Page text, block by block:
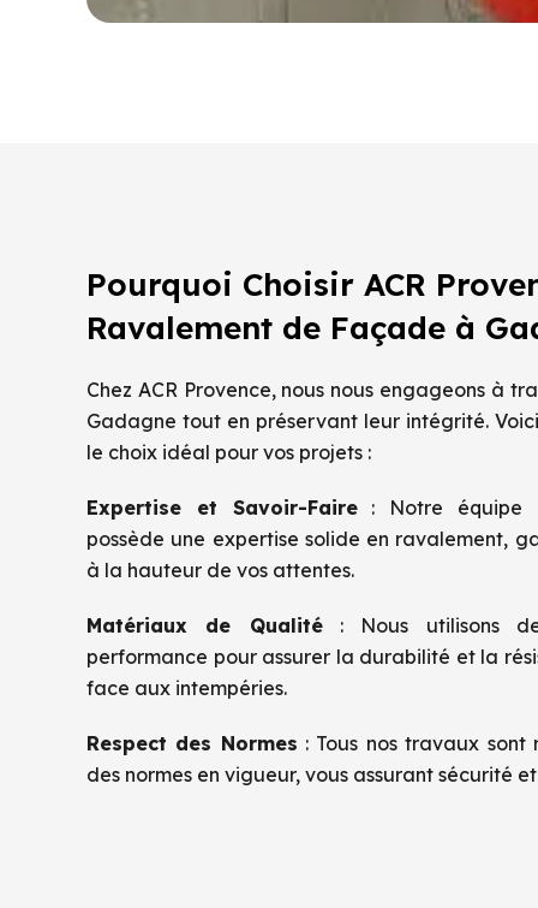
Pourquoi Choisir ACR
Ravalement de Façade à
Chez ACR Provence, nous nous engageons à
Gadagne tout en préservant leur intégrité.
le choix idéal pour vos projets :
Expertise et Savoir-Faire: Notre équipe
possède une expertise solide en ravalement,
à la hauteur de vos attentes.
Matériaux de Qualité: Nous utilisons
performance pour assurer la durabilité et la
face aux intempéries.
Respect des Normes : Tous nos travaux sont
des normes en vigueur, vous assurant sécurité